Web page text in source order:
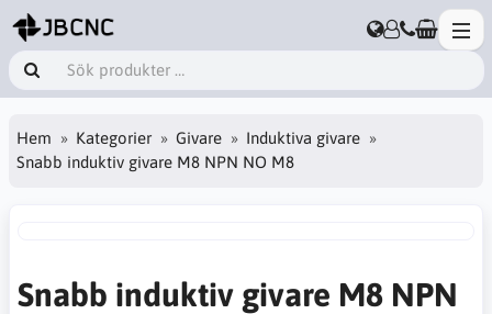
Hem Kategorier Givare
Induktiva givare
Snabb induktiv givare M8 NPN NO M8
Snabb induktiv givare M8 NPN